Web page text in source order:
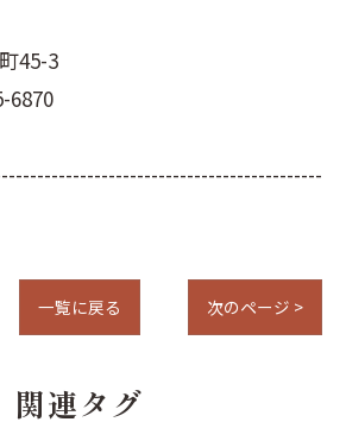
45-3
6870
一覧に戻る 次のページ >
関連タグ